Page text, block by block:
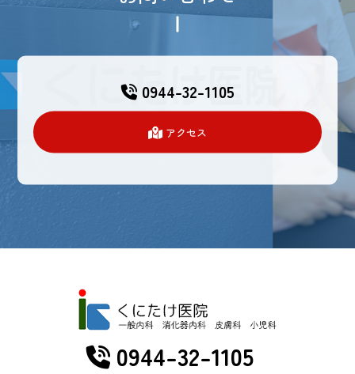
0944-32-1105
アクセス
0944-32-1105